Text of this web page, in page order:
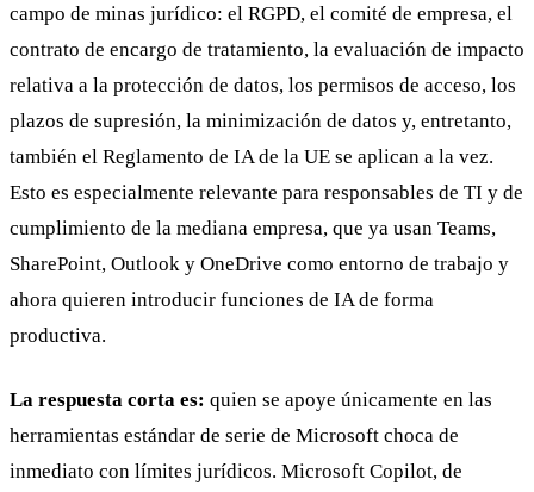
campo de minas jurídico: el RGPD, el comité de empresa, el
contrato de encargo de tratamiento, la evaluación de impacto
relativa a la protección de datos, los permisos de acceso, los
plazos de supresión, la minimización de datos y, entretanto,
también el Reglamento de IA de la UE se aplican a la vez.
Esto es especialmente relevante para responsables de TI y de
cumplimiento de la mediana empresa, que ya usan Teams,
SharePoint, Outlook y OneDrive como entorno de trabajo y
ahora quieren introducir funciones de IA de forma
productiva.
La respuesta corta es: quien se apoye únicamente en las
herramientas estándar de serie de Microsoft choca de
inmediato con límites jurídicos. Microsoft Copilot, de